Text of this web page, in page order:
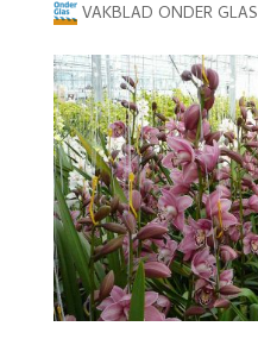
VAKBLAD ONDER GLAS